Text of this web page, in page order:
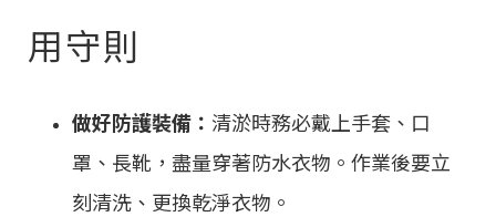
用守則
做好防護裝備： 清淤時務必戴上手套、口
罩、長靴，盡量穿著防水衣物。作業後要立
刻清洗、更換乾淨衣物。